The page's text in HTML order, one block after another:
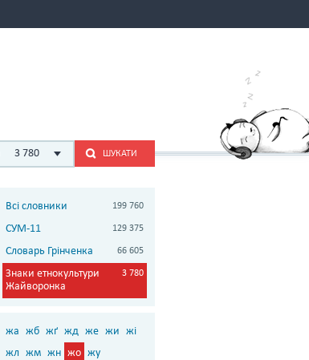
3 780 ШУКАТИ
Всі словники 199 760
СУМ-11 129 375
Словарь Грінченка 66 605
Знаки етнокультури
Жайворонка
3 780
жа жб жґ жд же жи жі
жл жм жн жо жу